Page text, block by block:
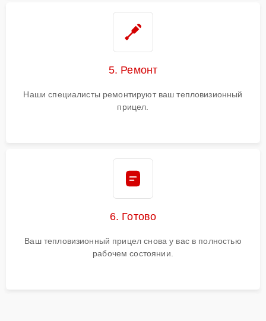
5. Ремонт
Наши специалисты ремонтируют ваш тепловизионный
прицел.
6. Готово
Ваш тепловизионный прицел снова у вас в полностью
рабочем состоянии.